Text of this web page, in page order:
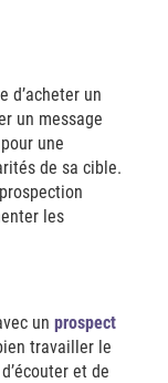
d’acheter un
un message
une
de sa cible.
les
un prospect
travailler le
et de